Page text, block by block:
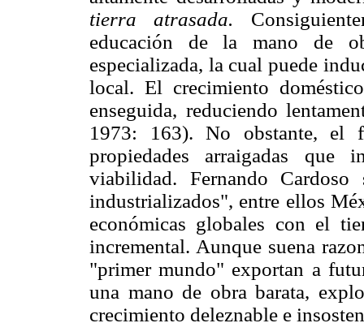
tierra atrasada.
educación de la mano de
especializada, la cual puede
local. El crecimiento
enseguida, reduciendo
1973: 163). No obstante, el
propiedades arraigadas que
viabilidad. Fernando Cardoso
industrializados", entre ellos
económicas globales con el
incremental. Aunque suena
"primer mundo" exportan a
una mano de obra barata,
crecimiento deleznable e